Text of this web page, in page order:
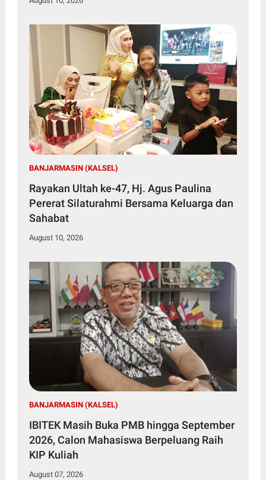
BANJARMASIN (KALSEL)
Rayakan Ultah ke-47, Hj. Agus Paulina
Pererat Silaturahmi Bersama Keluarga dan
Sahabat
August 10, 2026
BANJARMASIN (KALSEL)
IBITEK Masih Buka PMB hingga September
2026, Calon Mahasiswa Berpeluang Raih
KIP Kuliah
August 07, 2026